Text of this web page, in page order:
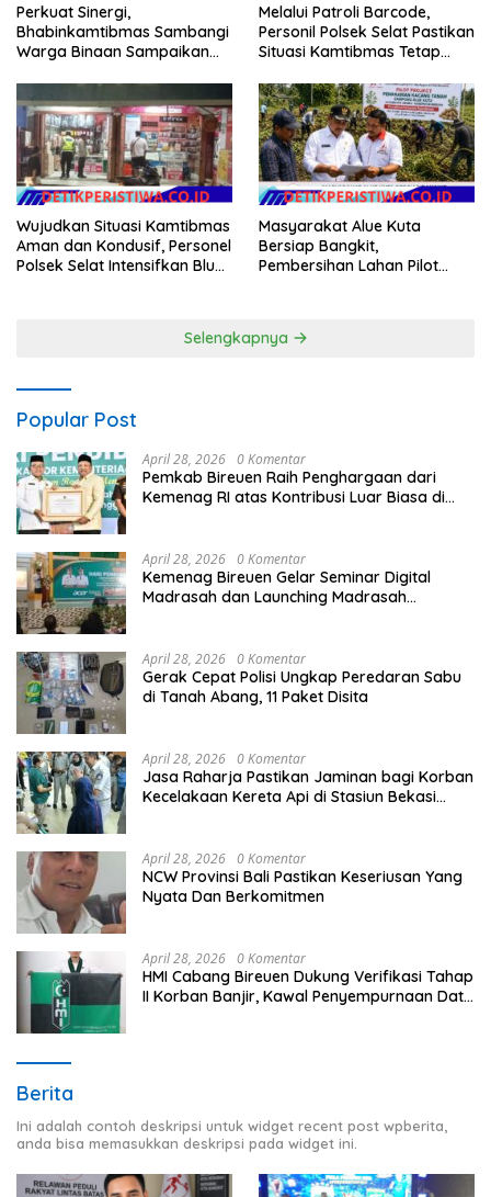
Perkuat Sinergi,
Bhabinkamtibmas Sambangi
Warga Binaan Sampaikan
Melalui Patroli Barcode,
Personil Polsek Selat Pastikan
Situasi Kamtibmas Tetap
Wujudkan Situasi Kamtibmas
Aman dan Kondusif, Personel
Polsek Selat Intensifkan Blue
Masyarakat Alue Kuta
Bersiap Bangkit,
Pembersihan Lahan Pilot
Selengkapnya
Popular Post
April 28, 2026 0 Komentar
Pemkab Bireuen Raih Penghargaan dari
Kemenag RI atas Kontribusi Luar Biasa di
April 28, 2026 0 Komentar
Kemenag Bireuen Gelar Seminar Digital
Madrasah dan Launching Madrasah
April 28, 2026 0 Komentar
Gerak Cepat Polisi Ungkap Peredaran Sabu
di Tanah Abang, 11 Paket Disita
April 28, 2026 0 Komentar
Jasa Raharja Pastikan Jaminan bagi Korban
Kecelakaan Kereta Api di Stasiun Bekasi
April 28, 2026 0 Komentar
NCW Provinsi Bali Pastikan Keseriusan Yang
Nyata Dan Berkomitmen
April 28, 2026 0 Komentar
HMI Cabang Bireuen Dukung Verifikasi Tahap
II Korban Banjir, Kawal Penyempurnaan Data
Berita
Ini adalah contoh deskripsi untuk widget recent post wpberita,
anda bisa memasukkan deskripsi pada widget ini.